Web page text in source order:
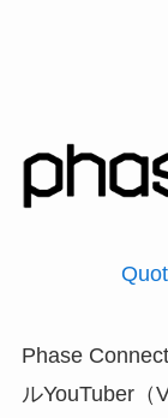
Phase
ルYouTuber（